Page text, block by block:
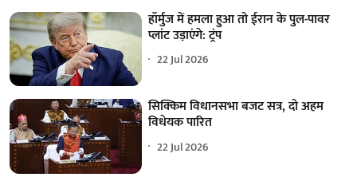
हॉर्मुज में हमला हुआ तो ईरान के पुल-पावर
प्लांट उड़ाएंगे: ट्रंप
22 Jul 2026
सिक्किम विधानसभा बजट सत्र, दो अहम
विधेयक पारित
22 Jul 2026